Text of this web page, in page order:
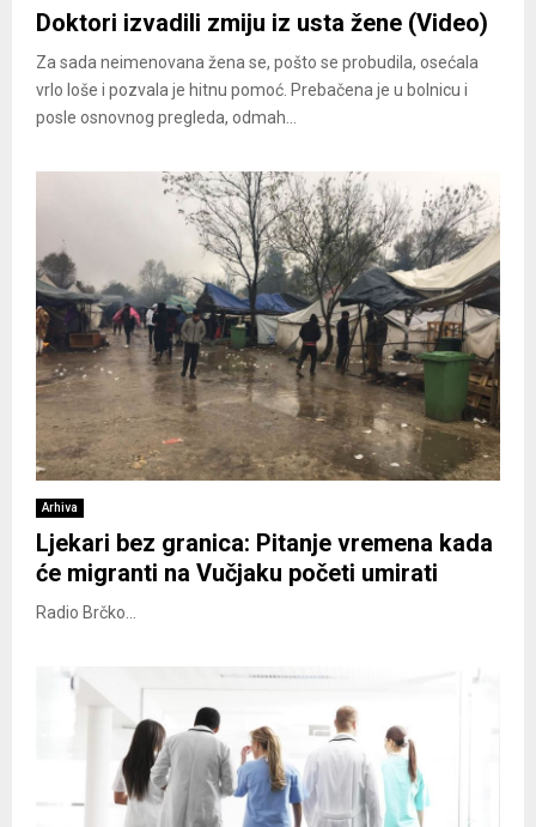
Doktori izvadili zmiju iz usta žene (Video)
Za sada neimenovana žena se, pošto se probudila, osećala
vrlo loše i pozvala je hitnu pomoć. Prebačena je u bolnicu i
posle osnovnog pregleda, odmah...
Arhiva
Ljekari bez granica: Pitanje vremena kada
će migranti na Vučjaku početi umirati
Radio Brčko...